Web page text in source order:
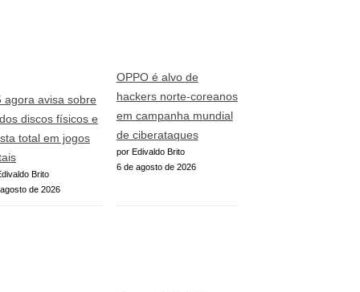
agora avisa sobre
discos físicos e
total em jogos
Brito
de 2026
OPPO é alvo de
hackers norte-coreanos
em campanha mundial
de ciberataques
por Edivaldo Brito
6 de agosto de 2026